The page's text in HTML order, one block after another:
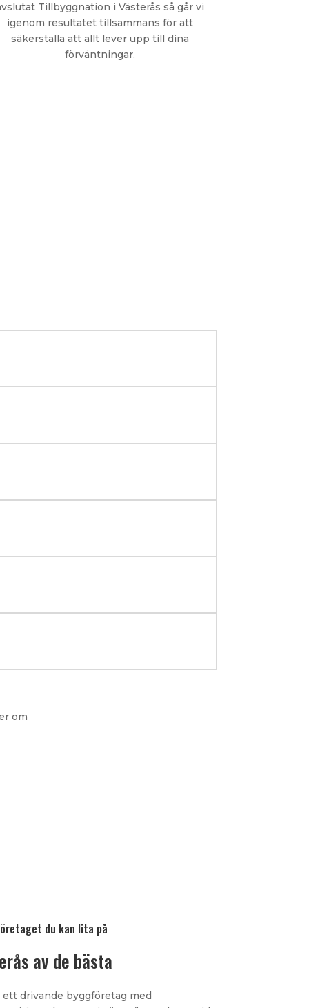
Tillbyggnation i Västerås så går vi
igenom resultatet tillsammans för att
säkerställa att allt lever upp till dina
förväntningar.
om
du kan lita på
av de bästa
drivande byggföretag med